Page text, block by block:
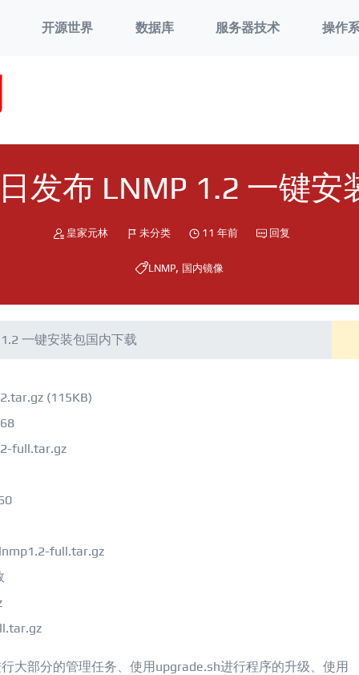
开源世界 数据库 服务器技术 操作
发布 LNMP 1.2 一键安
皇家元林 未分类 11 年前 回复
LNMP, 国内镜像
一键安装包国内下载
(115KB)
full.tar.gz
full.tar.gz
大部分的管理任务、使用upgrade.sh进行程序的升级、使用